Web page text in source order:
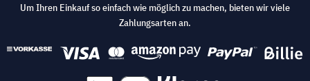
Um Ihren Einkauf so einfach wie möglich zu machen, bieten wir viele
Zahlungsarten an.